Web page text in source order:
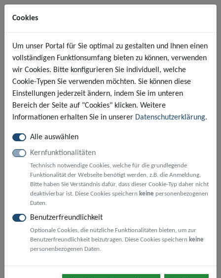
Cookies
Um unser Portal für Sie optimal zu gestalten und Ihnen einen
vollständigen Funktionsumfang bieten zu können, verwenden
wir Cookies. Bitte konfigurieren Sie individuell, welche
Cookie-Typen Sie verwenden möchten. Sie können diese
Einstellungen jederzeit ändern, indem Sie im unteren
Bereich der Seite auf "Cookies" klicken. Weitere
Informationen erhalten Sie in unserer Datenschutzerklärung.
Alle auswählen
Kernfunktionalitäten
Technisch notwendige Cookies, welche für die grundlegende
Funktionalität der Webseite benötigt werden, z.B. die Anmeldung.
Bitte haben Sie Verständnis dafür, dass dieser Cookie-Typ daher nicht
deaktivierbar ist. Diese Cookies speichern keine personenbezogenen
Daten.
Benutzerfreundlichkeit
Optionale Cookies, die nützliche Funktionalitäten bieten, um zur
Benutzerfreundlichkeit beizutragen. Diese Cookies speichern keine
personenbezogenen Daten.
NAVIGATION EIN-/
MENÜ
Ausnahmegenehmigung für
ambulante Pflegedienste gemäß §
46 der Straßenverkehrsordnung
(StVO)
Anmeldung erforderlich
Dieser Dienst steht ausschließlich natürlichen Personen
zur Verfügung. Bitte melden Sie sich mit einem zentralen
Nutzerkonto (
BundID ) an.